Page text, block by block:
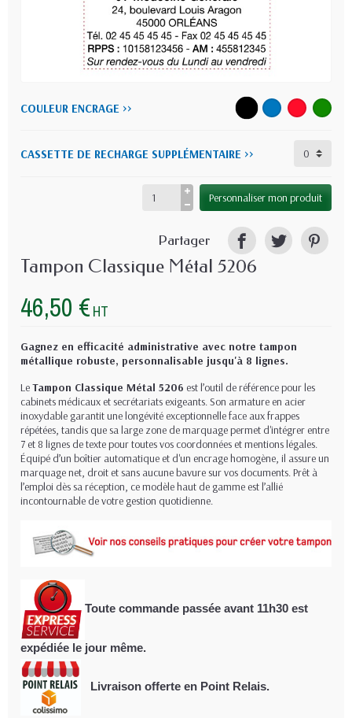
COULEUR ENCRAGE >>
CASSETTE DE RECHARGE SUPPLÉMENTAIRE >>
Personnaliser mon produit
Partager
Tampon Classique Métal 5206
46,50 € HT
Gagnez en efficacité administrative avec notre tampon
métallique robuste, personnalisable jusqu'à 8 lignes.
LeTampon Classique Métal 5206 est l’outil de référence pour les
cabinets médicaux et secrétariats exigeants. Son armature en acier
inoxydable garantit une longévité exceptionnelle face aux frappes
répétées, tandis que sa large zone de marquage permet d'intégrer entre
7 et 8 lignes de texte pour toutes vos coordonnées et mentions légales.
Équipé d’un boîtier automatique et d'un encrage homogène, il assure un
marquage net, droit et sans aucune bavure sur vos documents. Prêt à
l’emploi dès sa réception, ce modèle haut de gamme est l’allié
incontournable de votre gestion quotidienne.
Toute commande passée avant 11h30 est
expédiée le jour même.
Livraison offerte en Point Relais.